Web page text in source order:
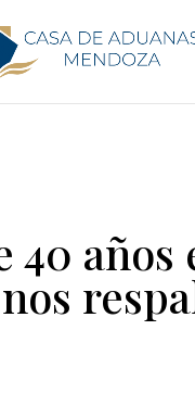
40 años